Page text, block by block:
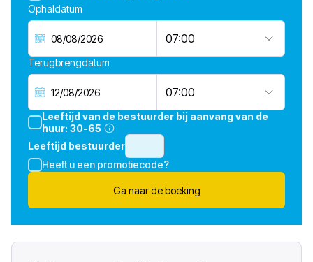
Ophaldatum
07:00
Terugbrengdatum
07:00
Leeftijd van de bestuurder bij aanvang van de
huur: 30-65
Leeftijd bestuurder
Heeft u een promotiecode?
Ga naar de boeking